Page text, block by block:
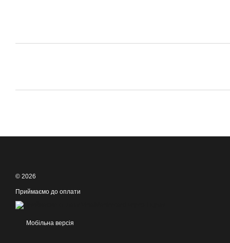
© 2026
Приймаємо до оплати
Мобільна версія